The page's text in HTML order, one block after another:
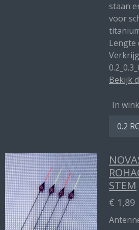
staan
voor
Lengte
Bekijk
In
STEM
€ 1,89